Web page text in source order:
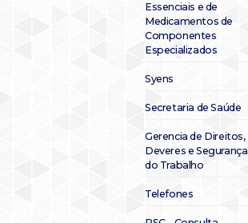
Essenciais e de
Medicamentos de
Componentes
Especializados
Syens
Secretaria de Saúde
Gerencia de Direitos,
Deveres e Segurança
do Trabalho
Telefones